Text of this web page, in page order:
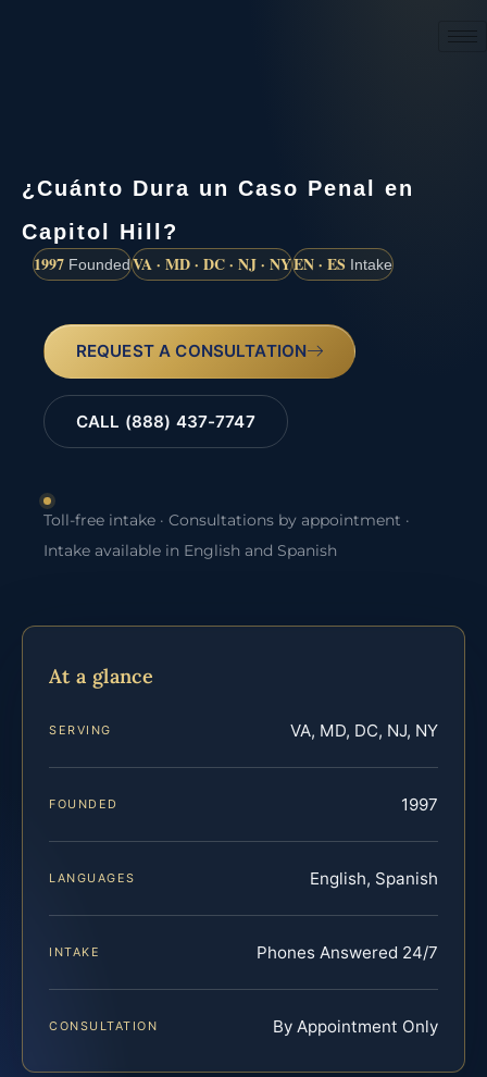
¿Cuánto Dura un Caso Penal en
Capitol Hill?
1997 FoundedVA · MD · DC · NJ · NYEN · ES Intake
REQUEST A CONSULTATION
CALL (888) 437-7747
Toll-free intake · Consultations by appointment ·
Intake available in English and Spanish
At a glance
SERVING VA, MD, DC, NJ, NY
FOUNDED 1997
LANGUAGES English, Spanish
INTAKE Phones Answered 24/7
CONSULTATION By Appointment Only